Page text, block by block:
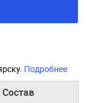
Подробнее
Состав